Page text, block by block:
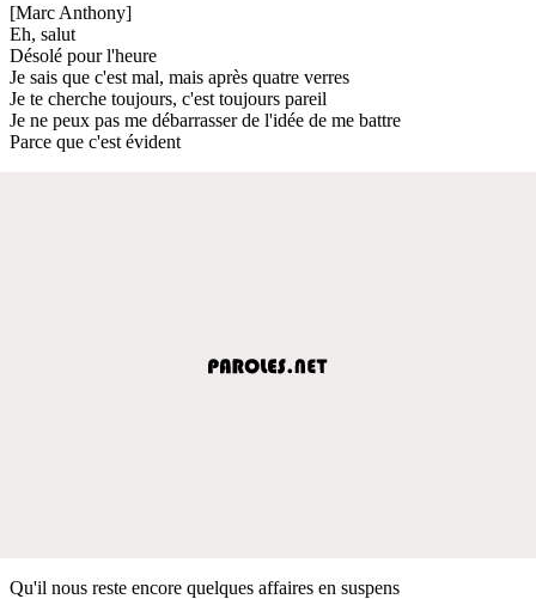
[Marc Anthony]
Eh, salut
Désolé pour l'heure
Je sais que c'est mal, mais après quatre verres
Je te cherche toujours, c'est toujours pareil
Je ne peux pas me débarrasser de l'idée de me battre
Parce que c'est évident
Qu'il nous reste encore quelques affaires en suspens